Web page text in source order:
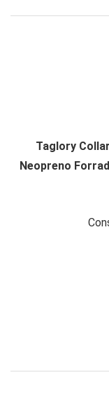
Taglory
Neopreno